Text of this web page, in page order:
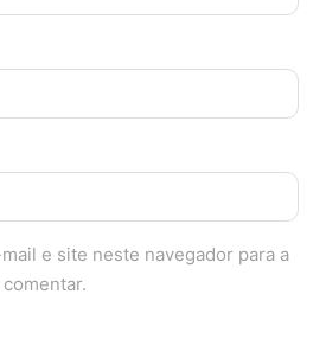
e site neste navegador para a